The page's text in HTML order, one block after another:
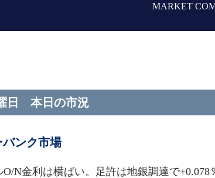
MARKET
日 本日の市況
バンク市場
N金利は横ばい。足許は地銀調達で+0.078